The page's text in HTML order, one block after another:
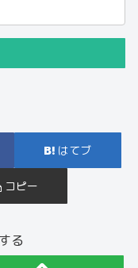
はてブ
コピー
る